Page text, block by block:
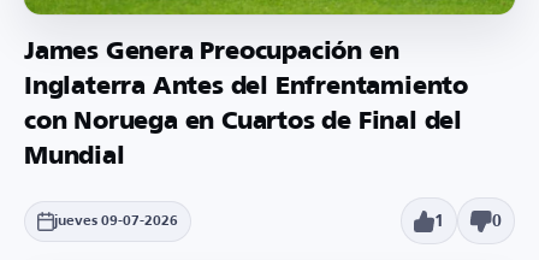
James Genera Preocupación en
Inglaterra Antes del Enfrentamiento
con Noruega en Cuartos de Final del
Mundial
jueves 09-07-2026 1 0